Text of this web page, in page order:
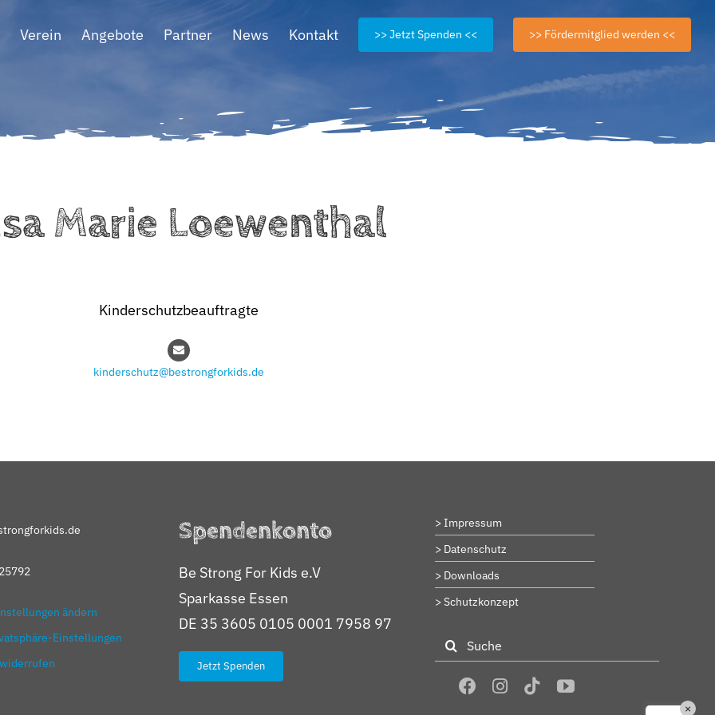
Verein Angebote Partner News Kontakt >> Jetzt Spenden << >> Fördermitglied werden <<
Marie Loewenthal
Kinderschutzbeauftragte
kinderschutz@bestrongforkids.de
ändern
Einstellungen
Spendenkonto
Be Strong For Kids e.V
Sparkasse Essen
DE 35 3605 0105 0001 7958 97
Jetzt Spenden
> Impressum
> Datenschutz
> Downloads
> Schutzkonzept
Suche
nach:
Hallo! Wie kann ich Ihnen helfen?
×